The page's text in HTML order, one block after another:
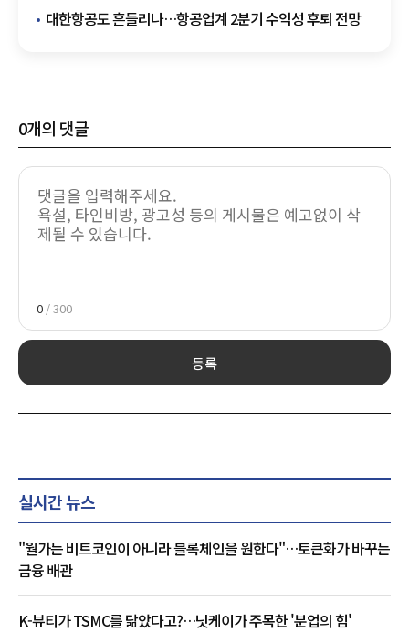
21만5000원 절감
대한항공도 흔들리나…항공업계 2분기 수익성 후퇴 전망
0개의 댓글
0 / 300
등록
실시간 뉴스
"월가는 비트코인이 아니라 블록체인을 원한다"…토큰화가 바꾸는
금융 배관
K-뷰티가 TSMC를 닮았다고?…닛케이가 주목한 '분업의 힘'